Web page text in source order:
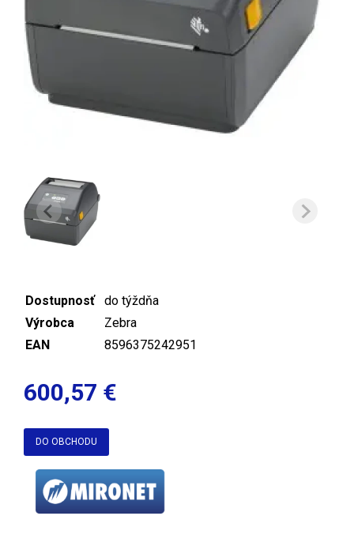
Dostupnosť
do týždňa
Výrobca
Zebra
EAN
8596375242951
600,57 €
DO OBCHODU